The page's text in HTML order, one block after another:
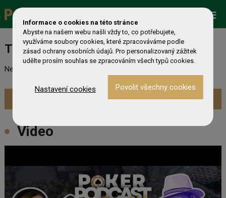
Turnaj nebyl nalezen
Nebyl nalezen odpovídající turnaj. Prevděpodobně již skončil.
Zobrazit aktuální turnaje »
Video
Informace o cookies na této stránce
Abyste na našem webu našli vždy to, co potřebujete,
využíváme soubory cookies, které zpracováváme podle
zásad ochrany osobních údajů. Pro personalizovaný zážitek
udělte prosím souhlas se zpracováním všech typů cookies.
Nastavení cookies